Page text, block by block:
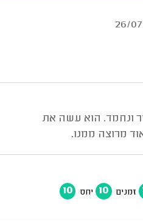
26/
ונחמד. הוא עשה את
מרוצה ממנו.
זמנים 10 יחס 10